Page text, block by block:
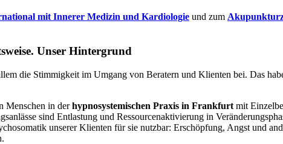
mit Innerer Medizin und Kardiologie und zum
Unser Hintergrund
die Stimmigkeit im Umgang von Beratern und Klienten bei. Das
Menschen in derhypnosystemischen Praxis in Frankfurt mit
sind Entlastung und Ressourcenaktivierung in
unserer Klienten für sie nutzbar: Erschöpfung, Angst und